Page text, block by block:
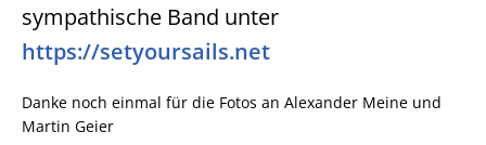
sympathische Band unter
https://setyoursails.net
Danke noch einmal für die Fotos an Alexander Meine und
Martin Geier